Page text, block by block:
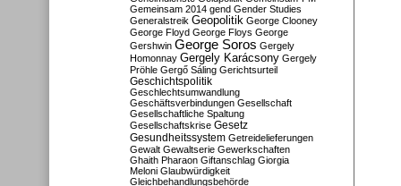
Gemeinsam 2014 gend Gender Studies
Generalstreik Geopolitik George Clooney
George Floyd George Floys George
Gershwin George Soros Gergely
Homonnay Gergely Karácsony Gergely
Pröhle Gergő Sáling Gerichtsurteil
Geschichtspolitik
Geschlechtsumwandlung
Geschäftsverbindungen Gesellschaft
Gesellschaftliche Spaltung
Gesellschaftskrise Gesetz
Gesundheitssystem Getreidelieferungen
Gewalt Gewaltserie Gewerkschaften
Ghaith Pharaon Giftanschlag Giorgia
Meloni Glaubwürdigkeit
Gleichbehandlungsbehörde